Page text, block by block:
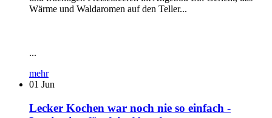
Wärme und Waldaromen auf den Teller...
...
mehr
01 Jun
Lecker Kochen war noch nie so einfach -